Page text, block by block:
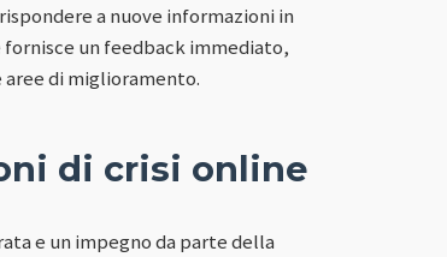
a nuove informazioni in
un feedback immediato,
di miglioramento.
di crisi online
e un impegno da parte della